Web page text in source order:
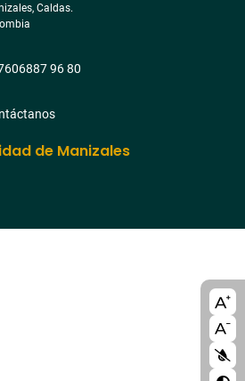
A11y
Caldas.
96 80
de Manizales